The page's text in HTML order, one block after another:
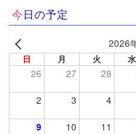
今日の予定
2026
日 月 火 水
26 27 28
2 3 4
9 10 11